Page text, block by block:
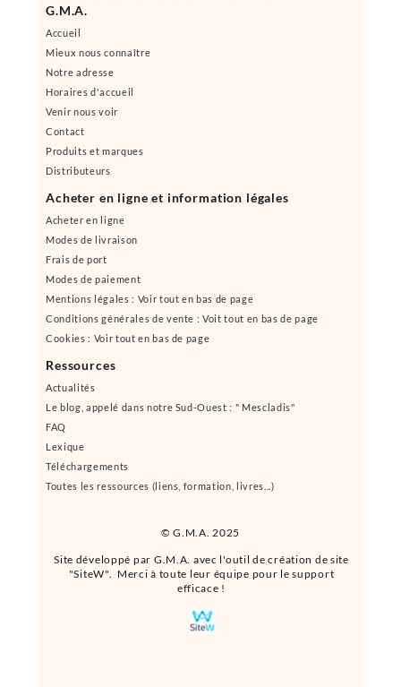
© G.M.A. 2025
Site développé par G.M.A. avec l'outil de création de site
"SiteW". Merci à toute leur équipe pour le support
efficace !
G.M.A.
Accueil
Mieux nous connaître
Notre adresse
Horaires d'accueil
Venir nous voir
Contact
Produits et marques
Distributeurs
Acheter en ligne et information légales
Acheter en ligne
Modes de livraison
Frais de port
Modes de paiement
Mentions légales : Voir tout en bas de page
Conditions générales de vente : Voit tout en bas de page
Cookies : Voir tout en bas de page
Ressources
Actualités
Le blog, appelé dans notre Sud-Ouest : " Mescladis"
FAQ
Lexique
Téléchargements
Toutes les ressources (liens, formation, livres...)